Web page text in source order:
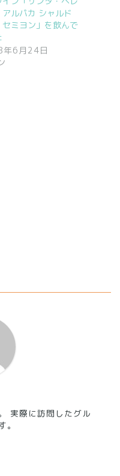
アルパカ シャルド
セミヨン」を飲んで
6月24日
実際に訪問したグル